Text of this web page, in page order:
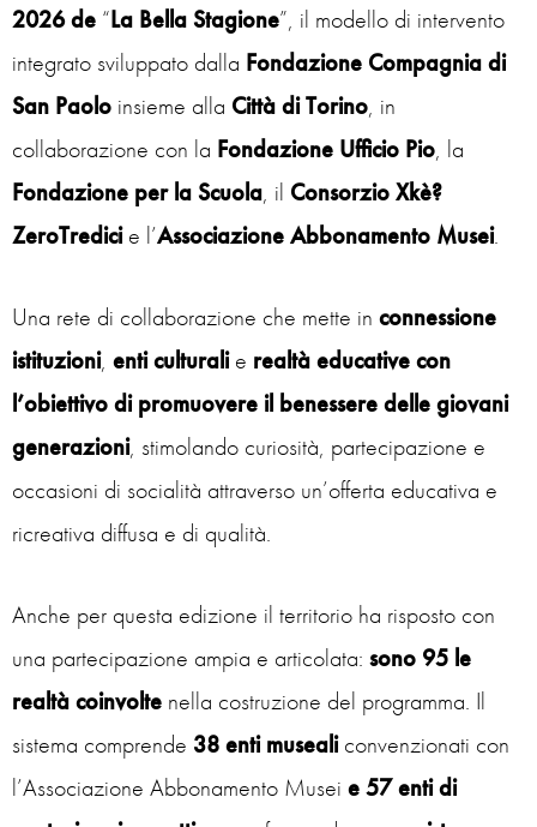
2026 de “La Bella Stagione”, il modello di intervento
integrato sviluppato dalla Fondazione Compagnia di
San Paolo insieme alla Città di Torino, in
collaborazione con la Fondazione Ufficio Pio, la
Fondazione per la Scuola, il Consorzio Xkè?
ZeroTredicie l’Associazione Abbonamento Musei.
Una rete di collaborazione che mette in connessione
istituzioni, enticulturalie realtàeducativecon
l’obiettivo di promuovere il benessere delle giovani
generazioni, stimolando curiosità, partecipazione e
occasioni di socialità attraverso un’offerta educativa e
ricreativa diffusa e di qualità.
Anche per questa edizione il territorio ha risposto con
una partecipazione ampia e articolata: sono 95 le
realtà coinvolte nella costruzione del programma. Il
sistema comprende 38 enti musealiconvenzionati con
l’Associazione Abbonamento Musei e 57 enti di